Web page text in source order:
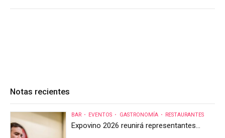
Notas recientes
BAR EVENTOS GASTRONOMÍA RESTAURANTES
Expovino 2026 reunirá representantes